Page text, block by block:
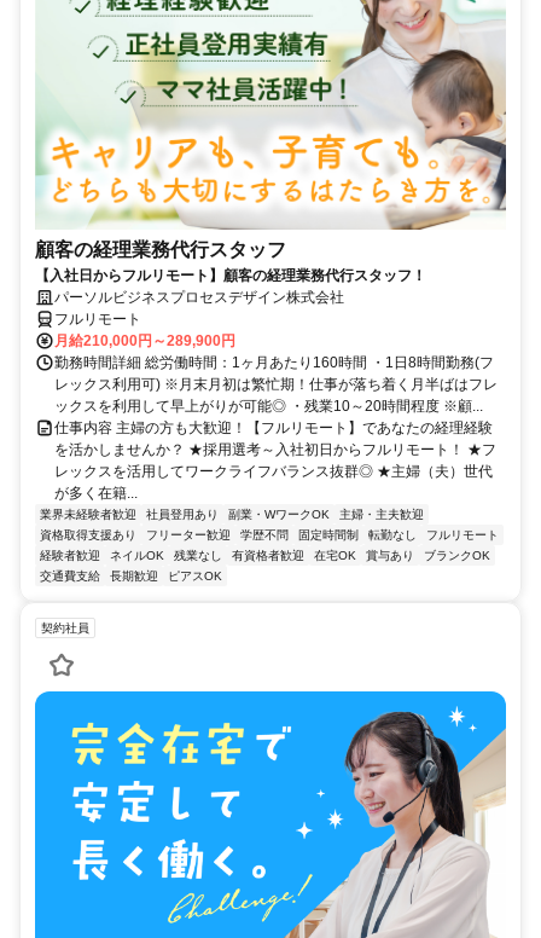
顧客の経理業務代行スタッフ
【入社日からフルリモート】顧客の経理業務代行スタッフ！
パーソルビジネスプロセスデザイン株式会社
フルリモート
月給210,000円～289,900円
勤務時間詳細 総労働時間：1ヶ月あたり160時間 ・1日8時間勤務(フ
レックス利用可) ※月末月初は繁忙期！仕事が落ち着く月半ばはフレ
ックスを利用して早上がりが可能◎ ・残業10～20時間程度 ※顧...
仕事内容 主婦の方も大歓迎！【フルリモート】であなたの経理経験
を活かしませんか？ ★採用選考～入社初日からフルリモート！ ★フ
レックスを活用してワークライフバランス抜群◎ ★主婦（夫）世代
が多く在籍...
業界未経験者歓迎 社員登用あり 副業・WワークOK
主婦・主夫歓迎
資格取得支援あり
フリーター歓迎 学歴不問 固定時間制 転勤なし
フルリモート
経験者歓迎
ネイルOK 残業なし 有資格者歓迎 在宅OK 賞与あり
ブランクOK
交通費支給
長期歓迎 ピアスOK
契約社員